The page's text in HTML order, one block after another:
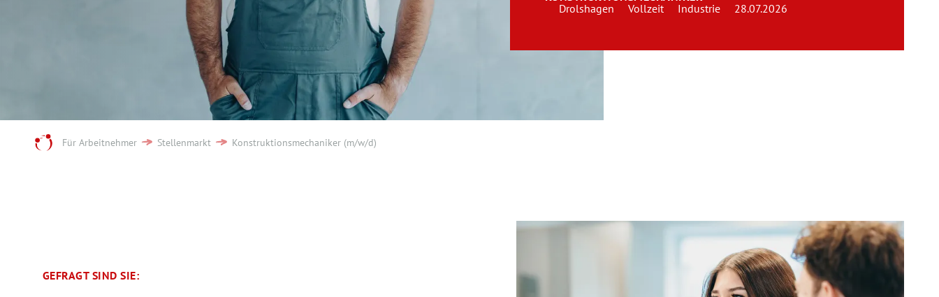
Drolshagen Vollzeit Industrie 28.07.2026
Für Arbeitnehmer Stellenmarkt Konstruktionsmechaniker (m/w/d)
GEFRAGT SIND SIE:
Team
Kontakt